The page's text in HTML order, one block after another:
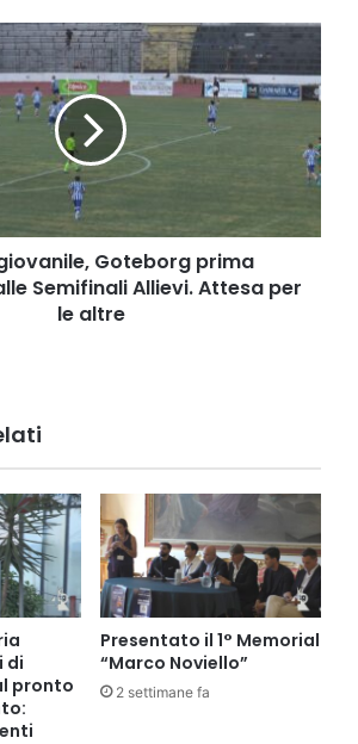
Goteborg prima
Semifinali Allievi. Attesa per
le altre
di
pronto
Presentato il 1° Memorial
“Marco Noviello”
2 settimane fa